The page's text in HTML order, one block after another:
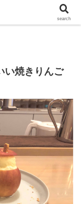
い焼きりんご
search